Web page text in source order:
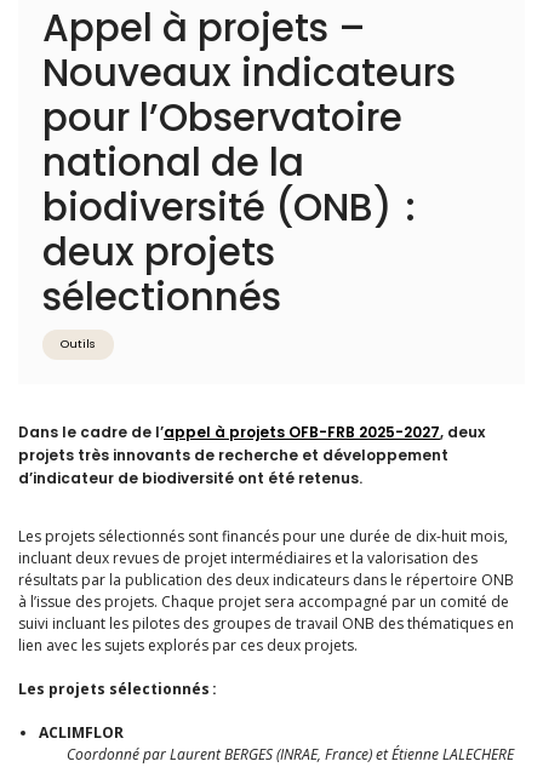
Appel à projets –
Nouveaux indicateurs
pour l’Observatoire
national de la
biodiversité (ONB) :
deux projets
sélectionnés
Outils
Dans le cadre de l’appel à projets OFB-FRB 2025-2027, deux
projets très innovants de recherche et développement
d’indicateur de biodiversité ont été retenus.
Les projets sélectionnés sont financés pour une durée de dix-huit mois,
incluant deux revues de projet intermédiaires et la valorisation des
résultats par la publication des deux indicateurs dans le répertoire ONB
à l’issue des projets. Chaque projet sera accompagné par un comité de
suivi incluant les pilotes des groupes de travail ONB des thématiques en
lien avec les sujets explorés par ces deux projets.
Les projets sélectionnés :
ACLIMFLOR
Coordonné par Laurent BERGES (INRAE, France) et Étienne LALECHERE